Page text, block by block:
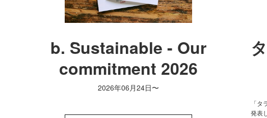
b. Sustainable - Our
commitment 2026
2026年06月24日〜
「
発表